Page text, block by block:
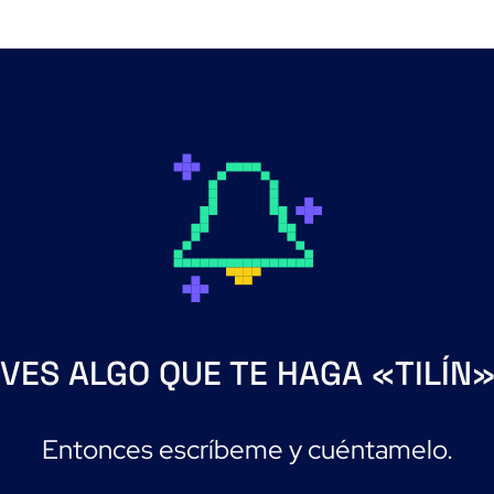
ALGO QUE TE HAGA
Entonces escríbeme y cuéntamelo.